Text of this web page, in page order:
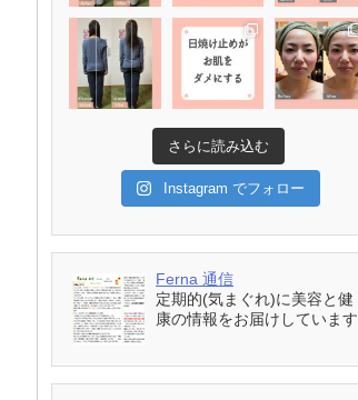
さらに読み込む
Instagram でフォロー
Ferna 通信
定期的(気まぐれ)に美容と健
康の情報をお届けしています